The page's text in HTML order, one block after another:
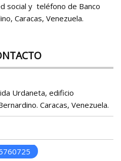
social y teléfono de Banco
Caracas, Venezuela.
Urdaneta, edificio
Caracas, Venezuela.